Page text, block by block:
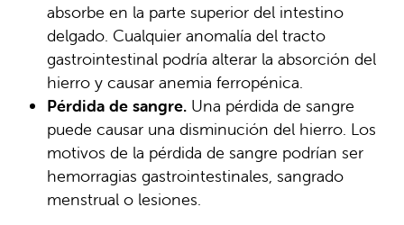
absorbe en la parte superior del intestino
delgado. Cualquier anomalía del tracto
gastrointestinal podría alterar la absorción del
hierro y causar anemia ferropénica.
Pérdida de sangre. Una pérdida de sangre
puede causar una disminución del hierro. Los
motivos de la pérdida de sangre podrían ser
hemorragias gastrointestinales, sangrado
menstrual o lesiones.